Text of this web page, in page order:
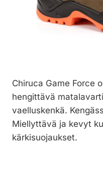
Chiruca Game Force
hengittävä
vaelluskenkä.
Miellyttävä ja kevyt
kärkisuojaukset.